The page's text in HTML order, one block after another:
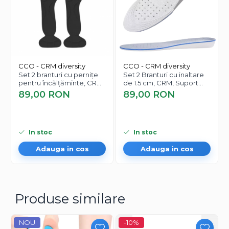
culoarea neagră, acest întinzător este ușor de utilizat și
asigură o potrivire optimă pentru pantofi noi sau puțin
strâmți.
CCO - CRM diversity
Set 2 branturi cu pernițe
pentru încălțăminte, CRM,
protecție călcâi, mărime
universală, negru
89,00 RON
In stoc
Adauga in cos
CCO - CRM diversity
Set 2 Branturi cu inaltare
de 1.5 cm, CRM, Suport
Talpa Incaltaminte, 36-40,
unisex, gri
89,00 RON
In stoc
Adauga in cos
Produse similare
NOU -10%